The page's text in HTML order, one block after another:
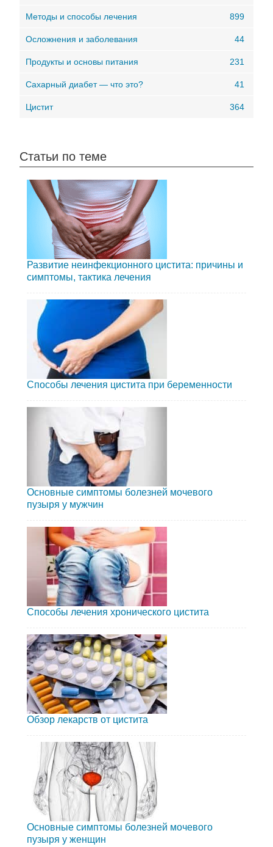
Методы и способы лечения 899
Осложнения и заболевания 44
Продукты и основы питания 231
Сахарный диабет — что это? 41
Цистит 364
Статьи по теме
Развитие неинфекционного цистита: причины и
симптомы, тактика лечения
Способы лечения цистита при беременности
Основные симптомы болезней мочевого
пузыря у мужчин
Способы лечения хронического цистита
Обзор лекарств от цистита
Основные симптомы болезней мочевого
пузыря у женщин